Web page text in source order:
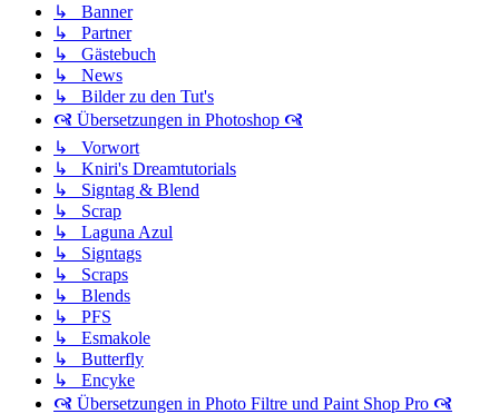
↳ Banner
↳ Partner
↳ Gästebuch
↳ News
↳ Bilder zu den Tut's
🙧 Übersetzungen in Photoshop 🙧
↳ Vorwort
↳ Kniri's Dreamtutorials
↳ Signtag & Blend
↳ Scrap
↳ Laguna Azul
↳ Signtags
↳ Scraps
↳ Blends
↳ PFS
↳ Esmakole
↳ Butterfly
↳ Encyke
🙧 Übersetzungen in Photo Filtre und Paint Shop Pro 🙧